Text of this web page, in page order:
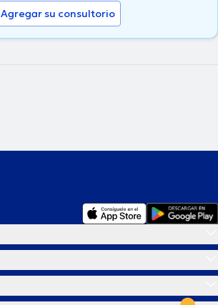
Agregar su consultorio